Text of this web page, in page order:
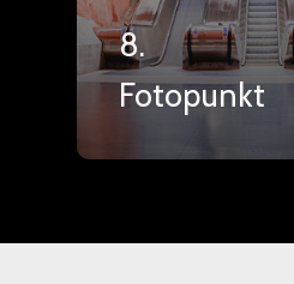
8.
Fotopunkt